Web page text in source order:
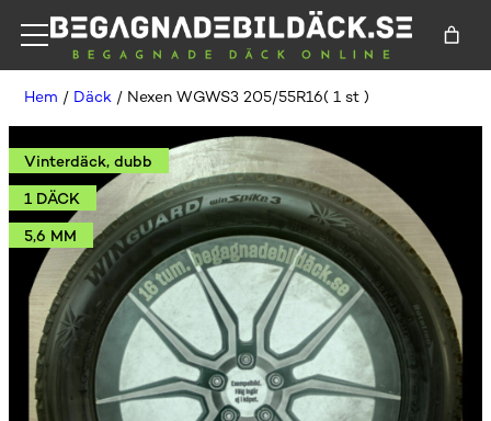
Hem / Däck / Nexen WGWS3 205/55R16( 1 st )
Vinterdäck, dubb
1 DÄCK
5,6 MM